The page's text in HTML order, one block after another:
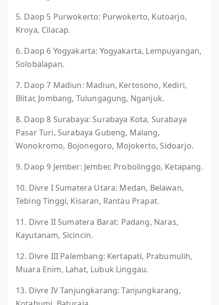
5. Daop 5 Purwokerto: Purwokerto, Kutoarjo,
Kroya, Cilacap.
6. Daop 6 Yogyakarta: Yogyakarta, Lempuyangan,
Solobalapan.
7. Daop 7 Madiun: Madiun, Kertosono, Kediri,
Blitar, Jombang, Tulungagung, Nganjuk.
8. Daop 8 Surabaya: Surabaya Kota, Surabaya
Pasar Turi, Surabaya Gubeng, Malang,
Wonokromo, Bojonegoro, Mojokerto, Sidoarjo.
9. Daop 9 Jember: Jember, Probolinggo, Ketapang.
10. Divre I Sumatera Utara: Medan, Belawan,
Tebing Tinggi, Kisaran, Rantau Prapat.
11. Divre II Sumatera Barat: Padang, Naras,
Kayutanam, Sicincin.
12. Divre III Palembang: Kertapati, Prabumulih,
Muara Enim, Lahat, Lubuk Linggau.
13. Divre IV Tanjungkarang: Tanjungkarang,